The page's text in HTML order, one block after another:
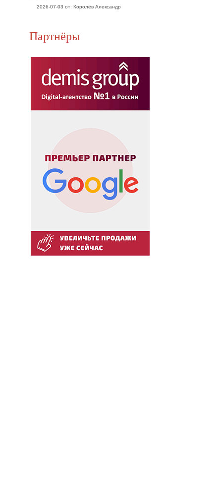
2026-07-03 от: Королёв Александр
Партнёры